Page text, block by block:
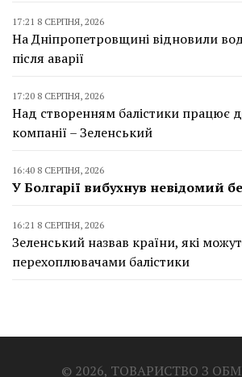
17:21 8 СЕРПНЯ, 2026
На Дніпропетровщині відновили
після аварії
17:20 8 СЕРПНЯ, 2026
Над створенням балістики працює
компанії – Зеленський
16:40 8 СЕРПНЯ, 2026
У Болгарії вибухнув невідомий
16:21 8 СЕРПНЯ, 2026
Зеленський назвав країни, які
перехоплювачами балістики
© 2026, ТОВАРИСТВО З